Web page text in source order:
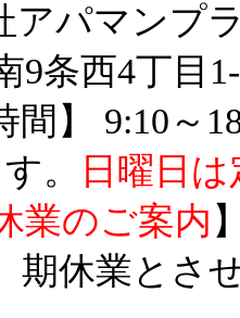
アパマンプ
9条西4丁目
間】 9:10～
。
日曜日
業のご案内
期休業とさ